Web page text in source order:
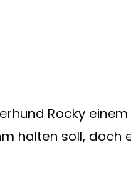
Rocky
halten soll,